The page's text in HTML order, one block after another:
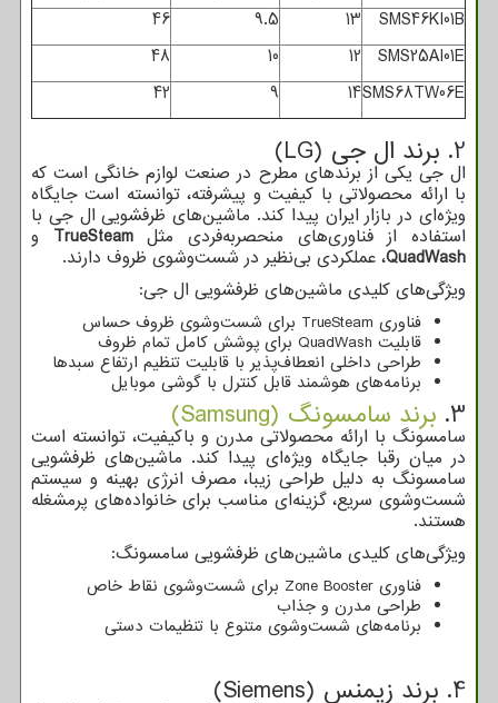
SMS46KI01B
13
9.5
46
SMS25AI01E
12
10
48
SMS68TW06E
14
9
42
2. برند ال جی ( LG
)
ال جی یکی از برندهای مطرح در صنعت لوازم خانگی است که
با ارائه محصولاتی با کیفیت و پیشرفته، توانسته است جایگاه
ویژه‌ای در بازار ایران پیدا کند. ماشین‌های ظرفشویی ال جی با
استفاده از فناوری‌های منحصربه‌فردی مثلTrueSteam و
QuadWash، عملکردی بی‌نظیر در شست‌وشوی ظروف دارند.
ویژگی‌های کلیدی ماشین‌های ظرفشویی ال جی:
فناوری TrueSteam برای شست‌وشوی ظروف حساس
قابلیت QuadWash برای پوشش کامل تمام ظروف
طراحی داخلی انعطاف‌پذیر با قابلیت تنظیم ارتفاع سبدها
برنامه‌های هوشمند قابل کنترل با گوشی موبایل
3. برند سامسونگ (Samsung)
سامسونگ با ارائه محصولاتی مدرن و باکیفیت، توانسته است
در میان رقبا جایگاه ویژه‌ای پیدا کند. ماشین‌های ظرفشویی
سامسونگ به دلیل طراحی زیبا، مصرف انرژی بهینه و سیستم
شست‌وشوی سریع، گزینه‌ای مناسب برای خانواده‌های پرمشغله
هستند.
ویژگی‌های کلیدی ماشین‌های ظرفشویی سامسونگ:
فناوری Zone Booster برای شست‌وشوی نقاط خاص
طراحی مدرن و جذاب
برنامه‌های شست‌وشوی متنوع با تنظیمات دستی
4. برند زیمنس ( Siemens
)